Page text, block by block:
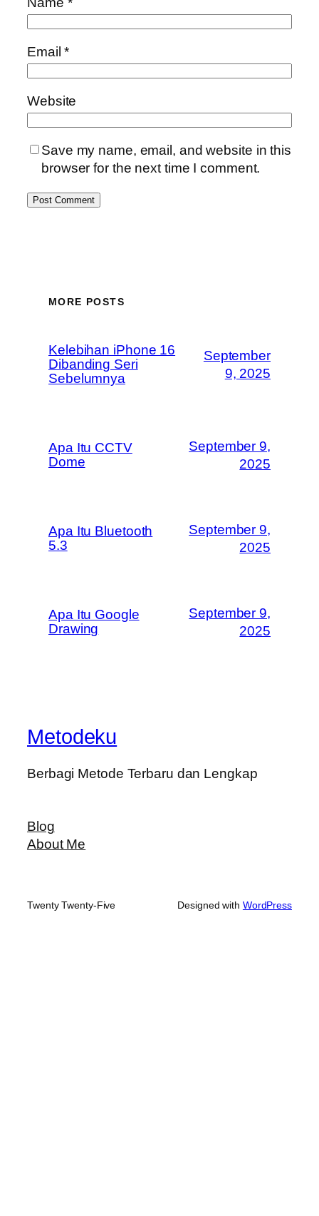
Email*
Website
Save my name, email, and website in this
browser for the next time I comment.
MORE POSTS
Kelebihan iPhone 16
Dibanding Seri
Sebelumnya
September
9, 2025
Apa Itu CCTV
Dome
September 9,
2025
Apa Itu Bluetooth
5.3
September 9,
2025
Apa Itu Google
Drawing
September 9,
2025
Metodeku
Berbagi Metode Terbaru dan Lengkap
Blog
About Me
Twenty Twenty-Five Designed with WordPress